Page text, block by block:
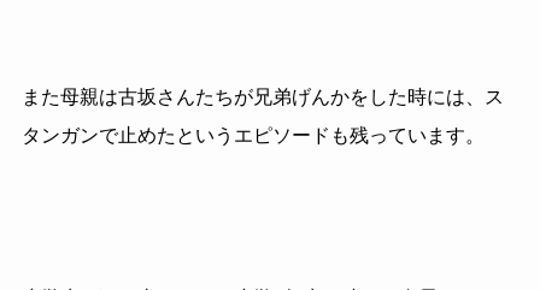
また母親は古坂さんたちが兄弟げんかをした時には、ス
タンガンで止めたというエピソードも残っています。